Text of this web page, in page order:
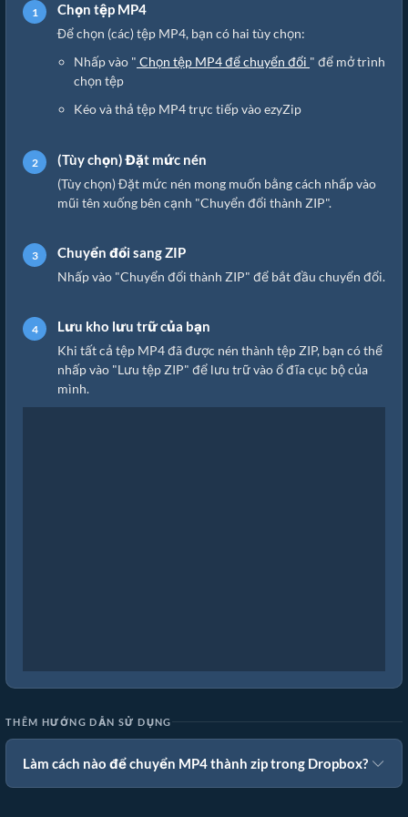
Chọn tệp MP4
Để chọn (các) tệp MP4, bạn có hai tùy chọn:
Nhấp vào " Chọn tệp MP4 để chuyển đổi " để mở trình
chọn tệp
Kéo và thả tệp MP4 trực tiếp vào ezyZip
(Tùy chọn) Đặt mức nén
(Tùy chọn) Đặt mức nén mong muốn bằng cách nhấp vào
mũi tên xuống bên cạnh "Chuyển đổi thành ZIP".
Chuyển đổi sang ZIP
Nhấp vào "Chuyển đổi thành ZIP" để bắt đầu chuyển đổi.
Lưu kho lưu trữ của bạn
Khi tất cả tệp MP4 đã được nén thành tệp ZIP, bạn có thể
nhấp vào "Lưu tệp ZIP" để lưu trữ vào ổ đĩa cục bộ của
mình.
THÊM HƯỚNG DẪN SỬ DỤNG
Làm cách nào để chuyển MP4 thành zip trong Dropbox?